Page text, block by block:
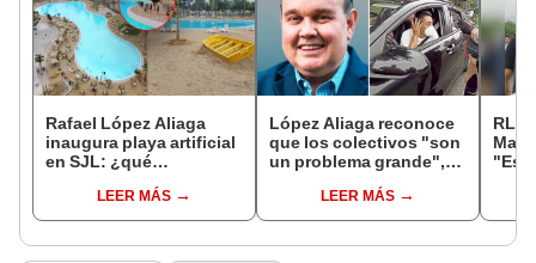
Rafael López Aliaga
inaugura playa artificial
en SJL: ¿qué
proyecto original?
LEER MÁS
López Aliaga reconoce
que los colectivos "son
un problema grande",
alternativas
LEER MÁS
RLA
"Es